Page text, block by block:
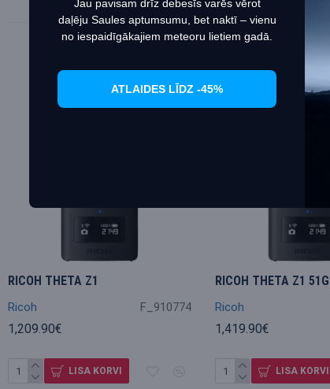
Ricoh F_910774
RICOH THETA Z1
1,209.90€
LISA KORVI
Ricoh
RICOH THETA Z1
1,419.90€
LISA KORVI
Jau pavisam drīz debesīs varēs vērot
daļēju Saules aptumsumu, bet naktī – vienu
no iespaidīgākajiem meteoru lietiem gadā.
ATLAIDES LĪDZ -45%